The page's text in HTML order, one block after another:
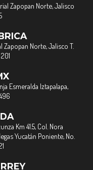
Zapopan Norte, Jalisco
Zapopan Norte, Jalisco T.
Esmeralda Iztapalapa,
Km 41.5, Col. Nora
Yucatán Poniente, No.